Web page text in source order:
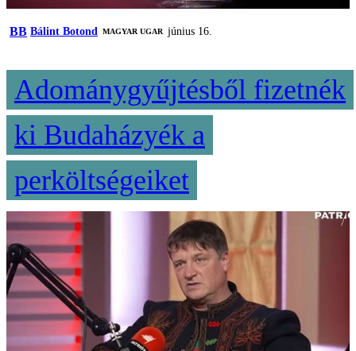
BB Bálint Botond MAGYAR UGAR június 16.
Adománygyűjtésből fizetnék
ki Budaházyék a
perköltségeiket